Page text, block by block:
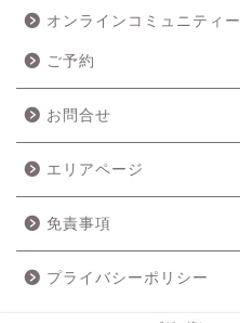
オンラインコミュニティー
ご予約
お問合せ
エリアページ
免責事項
プライバシーポリシー